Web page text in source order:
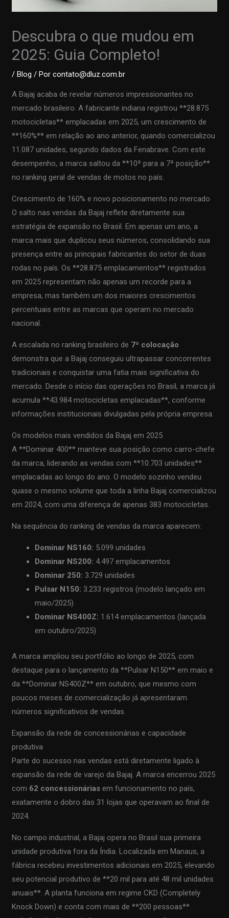
Descubra o que mudou em
2025: Guia Completo!
/ Blog / Porcontato@dluz.com.br
A Bajaj acaba de revelar números impressionantes no
mercado brasileiro. A fabricante indiana registrou **28.875
motocicletas** emplacadas em 2025, um crescimento de
**160%** em relação ao ano anterior, quando comercializou
11.087 unidades, segundo dados da Fenabrave. Com este
desempenho, a marca saltou da **10ª para a 7ª posição**
no ranking geral de vendas de motos no país.
Crescimento de 160% e novo posicionamento no mercado
O salto nas vendas da Bajaj reflete diretamente sua
estratégia de expansão no Brasil. Em apenas um ano, a
marca mais que duplicou seus números, consolidando sua
presença entre as principais fabricantes do setor de duas
rodas no país. Os **28.875 emplacamentos** registrados
em 2025 representam não apenas um recorde para a
empresa, mas também um dos maiores crescimentos
percentuais entre as marcas que operam no mercado
nacional.
A escalada no ranking brasileiro de 7ª colocação
demonstra que a Bajaj conseguiu ultrapassar concorrentes
tradicionais e conquistar uma fatia mais significativa do
mercado. Desde o início das operações no Brasil, a marca já
acumula **43.984 motocicletas emplacadas**, conforme
informações institucionais divulgadas pela própria empresa.
Os modelos mais vendidos da Bajaj em 2025
A **Dominar 400** manteve sua posição como carro-chefe
da marca, liderando as vendas com **10.703 unidades**
emplacadas ao longo do ano. O modelo sozinho vendeu
quase o mesmo volume que toda a linha Bajaj comercializou
em 2024, com uma diferença de apenas 383 motocicletas.
Na sequência do ranking de vendas da marca aparecem:
Dominar NS160: 5.099 unidades
Dominar NS200: 4.497 emplacamentos
Dominar 250: 3.729 unidades
Pulsar N150: 3.233 registros (modelo lançado em
maio/2025)
Dominar NS400Z: 1.614 emplacamentos (lançada
em outubro/2025)
A marca ampliou seu portfólio ao longo de 2025, com
destaque para o lançamento da **Pulsar N150** em maio e
da **Dominar NS400Z** em outubro, que mesmo com
poucos meses de comercialização já apresentaram
números significativos de vendas.
Expansão da rede de concessionárias e capacidade
produtiva
Parte do sucesso nas vendas está diretamente ligado à
expansão da rede de varejo da Bajaj. A marca encerrou 2025
com 62 concessionárias em funcionamento no país,
exatamente o dobro das 31 lojas que operavam ao final de
2024.
No campo industrial, a Bajaj opera no Brasil sua primeira
unidade produtiva fora da Índia. Localizada em Manaus, a
fábrica recebeu investimentos adicionais em 2025, elevando
seu potencial produtivo de **20 mil para até 48 mil unidades
anuais**. A planta funciona em regime CKD (Completely
Knock Down) e conta com mais de **200 pessoas**